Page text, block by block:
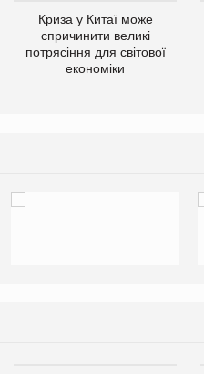
Криза у Китаї може
спричинити великі
потрясіння для світової
економіки